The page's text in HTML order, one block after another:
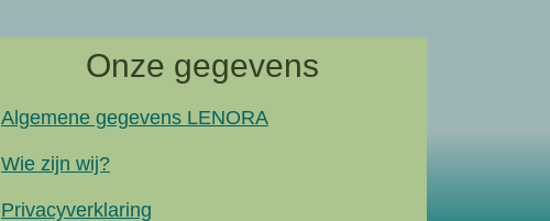
Onze gegevens
Algemene gegevens LENORA
Wie zijn wij?
Privacyverklaring